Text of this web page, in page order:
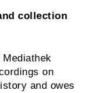
collection
on
and owes